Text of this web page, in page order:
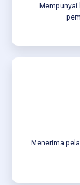
Mempunyai
Menerima